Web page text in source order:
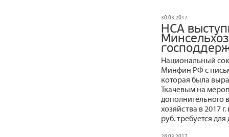
30.03.2017
НСА
Национальный
Минфин РФ с
которая была
Ткачевым на
дополнительного
хозяйства в 2017
руб. требуется